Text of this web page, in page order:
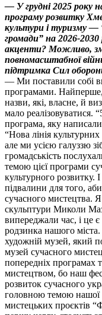
— У грудні 2025 року
програму розвитку
культури і туризму —
громади” на 2026-2030
акценти? Можливо,
повномасштабної
підтримка Сил
— Ми поставили собі
програмами.
назви, які, власне, й
мало реалізовуватися.
програма, яку
“Нова лінія
але ми усією галуззю
громадськість
темою цієї програми
культурного розвитку.
підвалини для того,
сучасного мистецтва.
скульптури Миколи
випереджали час, і це
родзинка нашого
художній музей, який
музей сучасного
попередніх програмах
мистецтвом, бо наш
розвиток сучасного
головною темою
мистецьких проєктів